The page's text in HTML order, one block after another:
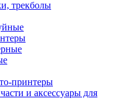
трекболы
принтеры
и аксессуары для